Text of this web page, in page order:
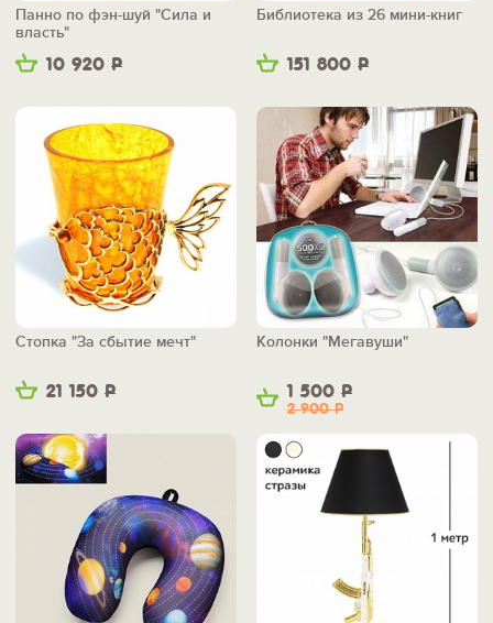
10 920 Р
Панно по фэн-шуй "Сила и
власть"
151 800 Р
Библиотека из 26 мини-книг
21 150 Р
Стопка "За сбытие мечт"
1 500 Р
2 900Р
Колонки "Мегавуши"